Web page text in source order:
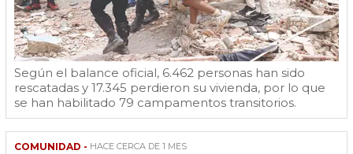
Según el balance oficial, 6.462 personas han sido
rescatadas y 17.345 perdieron su vivienda, por lo que
se han habilitado 79 campamentos transitorios.
COMUNIDAD - HACE CERCA DE 1 MES